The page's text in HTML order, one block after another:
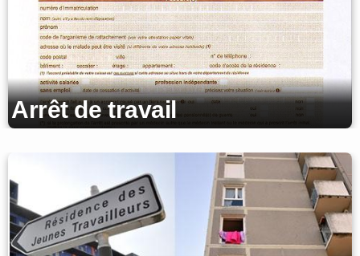
Arrêt de travail